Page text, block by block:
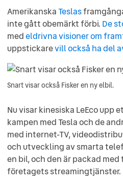
AmerikanskaTeslas
inte gått obemärkt förbi. De
medeldrivna visioner om
uppstickarevill också ha del
Snart visar också Fisker en ny elbil.
Nu visar kinesiska LeEco upp
kampen med Tesla och de
med internet-TV,
och utveckling av smarta
en bil, och den är packad
företagets streamingtjänster.